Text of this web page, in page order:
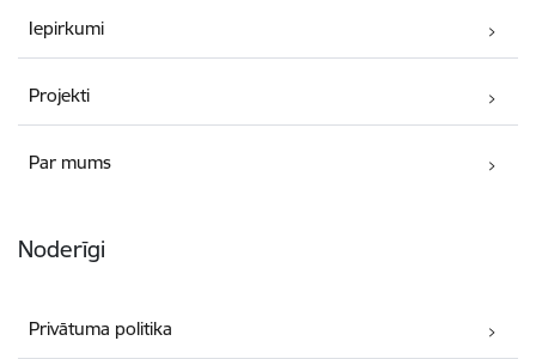
Iepirkumi
Projekti
Par mums
Noderīgi
Privātuma politika